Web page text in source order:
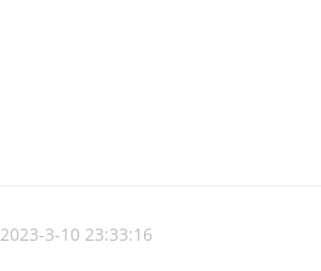
2023-3-10 23:33:16